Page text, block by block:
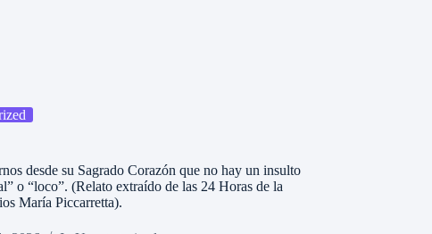
desde su Sagrado Corazón que no hay un insulto
o “loco”. (Relato extraído de las 24 Horas de la
María Piccarretta).